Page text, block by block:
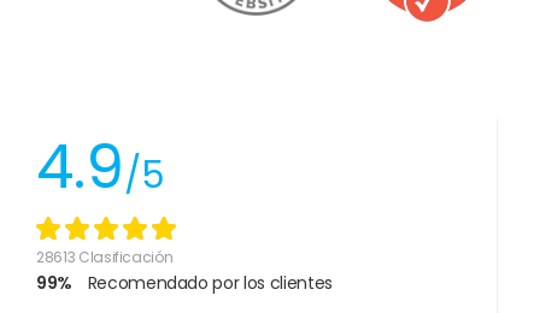
4.9/5
28613 Clasificación
99% Recomendado por los clientes